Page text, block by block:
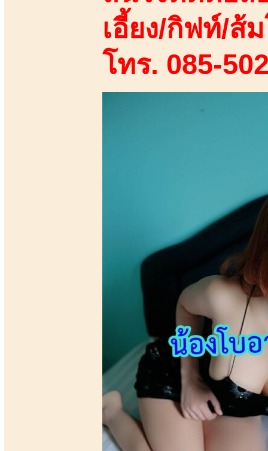
เอี้ยง/กิฟท์/ส้
โทร. 085-